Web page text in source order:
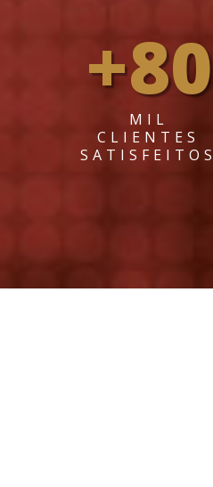
+80
MIL
CLIENTES
SATISFEITOS